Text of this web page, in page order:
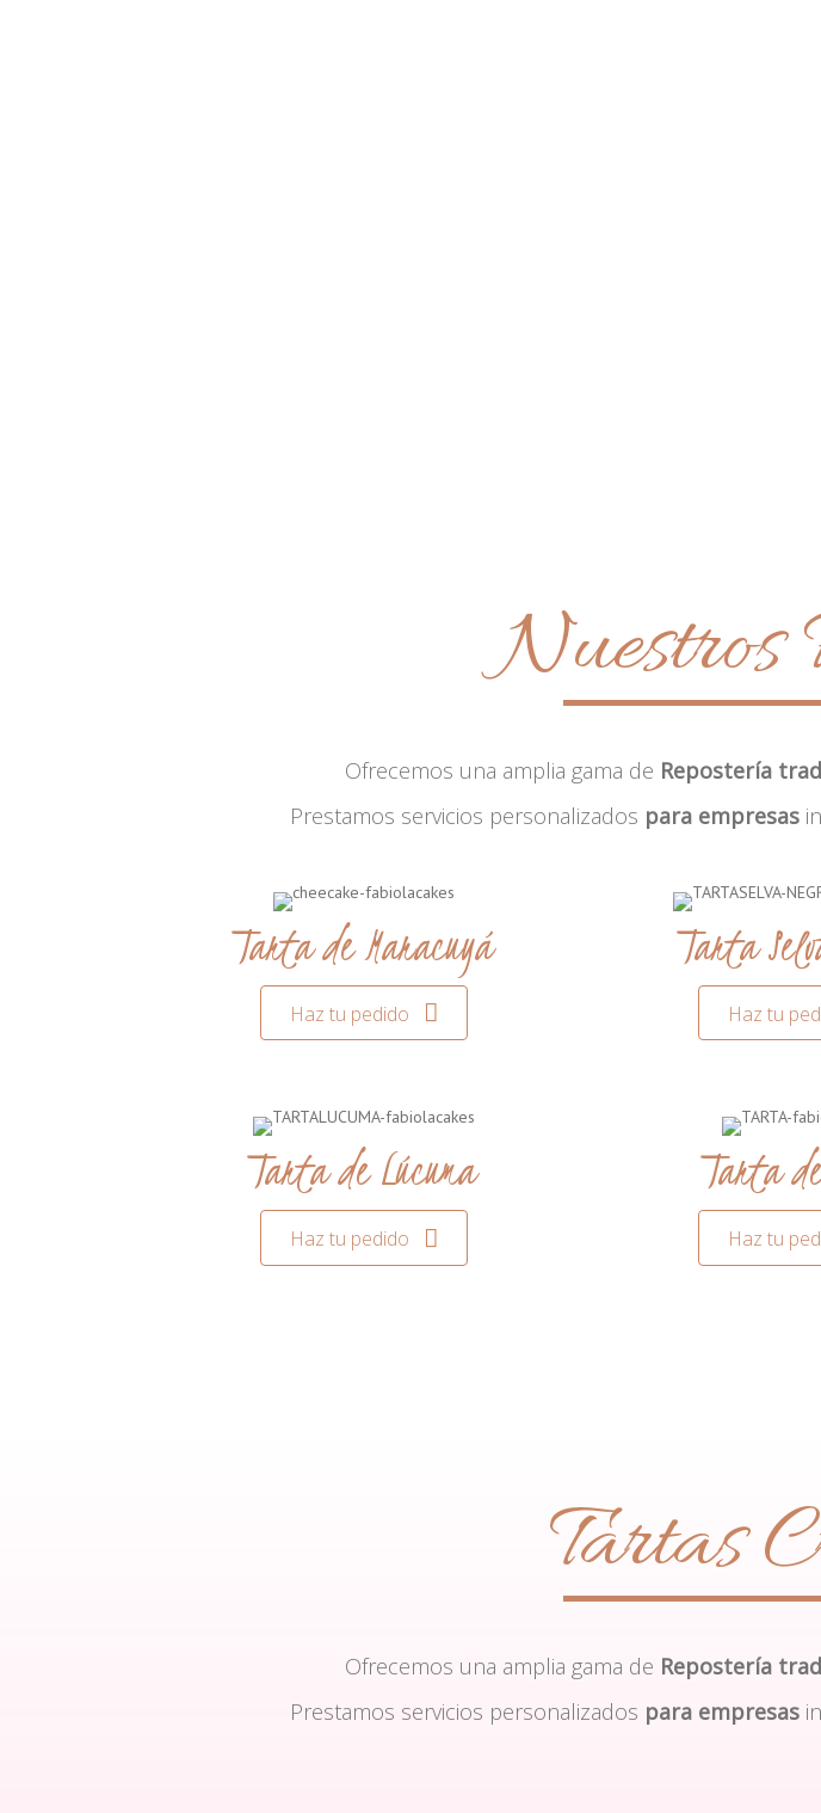
Nuestros
Ofrecemos una amplia gama de Repostería
Prestamos servicios personalizados para empresas
Tarta de Maracuyá
Haz tu pedido
Tarta
Haz tu
Tarta de Lúcuma
Haz tu pedido
Tarta
Haz tu
Tartas
Ofrecemos una amplia gama de Repostería
Prestamos servicios personalizados para empresas